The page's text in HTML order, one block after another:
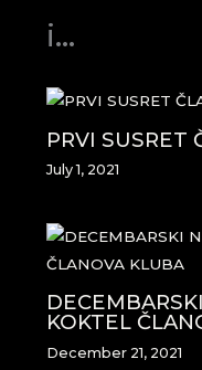
i...
PRVI SUSRET
July 1, 2021
KOKTEL
December 21, 2021